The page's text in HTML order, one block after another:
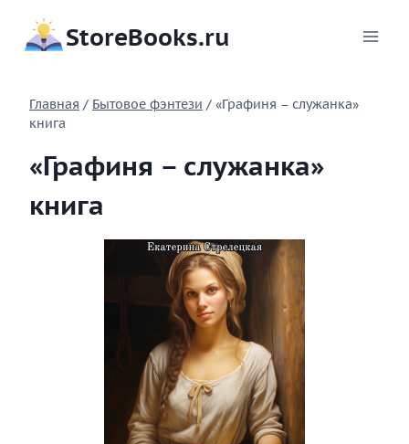
содержимому
StoreBooks.ru
Главная / Бытовое фэнтези / «Графиня – служанка»
книга
«Графиня – служанка»
книга